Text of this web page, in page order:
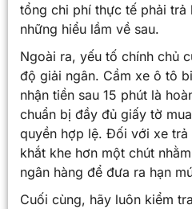
tổng chi phí thực tế phải trả
những hiểu lầm về sau.
Ngoài ra, yếu tố chính chủ
độ giải ngân. Cầm xe ô tô
nhận tiền sau 15 phút là
chuẩn bị đầy đủ giấy tờ
quyền hợp lệ. Đối với xe
khắt khe hơn một chút
ngân hàng để đưa ra hạn
Cuối cùng, hãy luôn kiểm